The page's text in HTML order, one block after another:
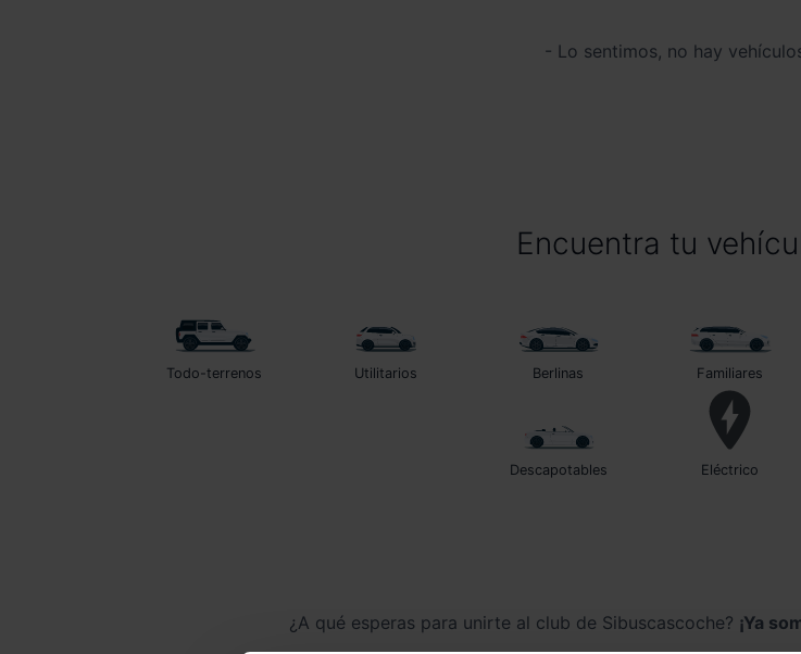
- Lo sentimos, no hay
Encuentra tu
Todo-terrenos Utilitarios Berlinas Familiares
Descapotables Eléctrico
¿A qué esperas para unirte al club de Sibuscascoche? ¡Ya